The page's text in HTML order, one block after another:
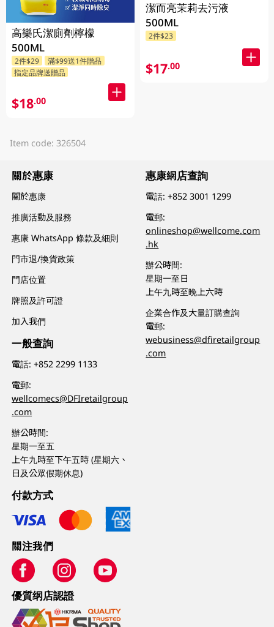
高樂氏潔廁劑檸檬
500ML
2件$29
滿$99送1件贈品
指定品牌送贈品
$18.00
潔而亮茉莉去污液
500ML
2件$23
$17.00
Item code: 326504
關於惠康
關於惠康
推廣活動及服務
惠康 WhatsApp 條款及細則
門市退/換貨政策
門店位置
牌照及許可證
加入我們
一般查詢
電話:+852 2299 1133
電郵:
wellcomecs@DFIretailgroup
.com
辦公時間:
星期一至五
上午九時至下午五時 (星期六、
日及公眾假期休息)
惠康網店查詢
電話:+852 3001 1299
電郵:
onlineshop@wellcome.com
.hk
辦公時間:
星期一至日
上午九時至晚上六時
企業合作及大量訂購查詢
電郵:
webusiness@dfiretailgroup
.com
付款方式
關注我們
優質纲店認證